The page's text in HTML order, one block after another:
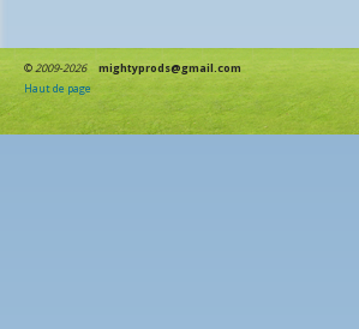
©2009-2026
mightyprods@gmail.com
Haut de page